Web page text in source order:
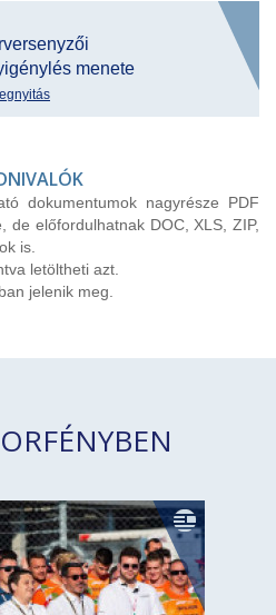
menete
dokumentumok nagyrésze PDF
de előfordulhatnak DOC, XLS, ZIP,
is.
letöltheti azt.
jelenik meg.